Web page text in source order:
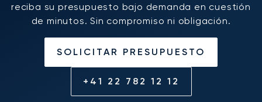
reciba su presupuesto bajo demanda en cuestión
de minutos. Sin compromiso ni obligación.
SOLICITAR PRESUPUESTO
+41 22 782 12 12